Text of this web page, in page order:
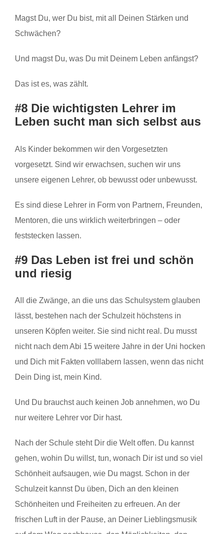
Magst Du, wer Du bist, mit all Deinen Stärken und
Schwächen?
Und magst Du, was Du mit Deinem Leben anfängst?
Das ist es, was zählt.
#8 Die wichtigsten Lehrer im
Leben sucht man sich selbst aus
Als Kinder bekommen wir den Vorgesetzten
vorgesetzt. Sind wir erwachsen, suchen wir uns
unsere eigenen Lehrer, ob bewusst oder unbewusst.
Es sind diese Lehrer in Form von Partnern, Freunden,
Mentoren, die uns wirklich weiterbringen – oder
feststecken lassen.
#9 Das Leben ist frei und schön
und riesig
All die Zwänge, an die uns das Schulsystem glauben
lässt, bestehen nach der Schulzeit höchstens in
unseren Köpfen weiter. Sie sind nicht real. Du musst
nicht nach dem Abi 15 weitere Jahre in der Uni hocken
und Dich mit Fakten volllabern lassen, wenn das nicht
Dein Ding ist, mein Kind.
Und Du brauchst auch keinen Job annehmen, wo Du
nur weitere Lehrer vor Dir hast.
Nach der Schule steht Dir die Welt offen. Du kannst
gehen, wohin Du willst, tun, wonach Dir ist und so viel
Schönheit aufsaugen, wie Du magst. Schon in der
Schulzeit kannst Du üben, Dich an den kleinen
Schönheiten und Freiheiten zu erfreuen. An der
frischen Luft in der Pause, an Deiner Lieblingsmusik